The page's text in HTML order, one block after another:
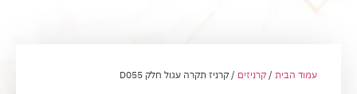
עמוד הבית / קרניזים / קרניז תקרה עגול חלק D055